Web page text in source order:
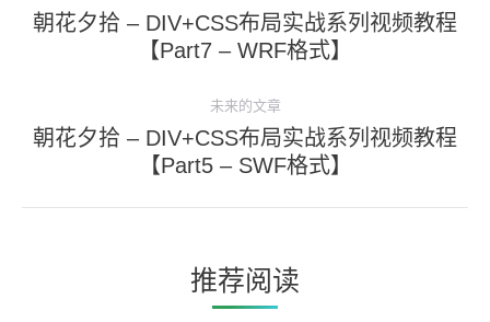
导
历
史
文
章：
朝花夕拾 – DIV+CSS布局实战系列视频教程
【Part7 – WRF格式】
未来的文章
未
来
的
章：
朝花夕拾 – DIV+CSS布局实战系列视频教程
【Part5 – SWF格式】
推荐阅读